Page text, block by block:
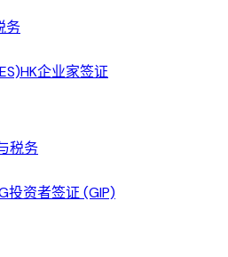
务
HK企业家签证
税务
投资者签证 (GIP)